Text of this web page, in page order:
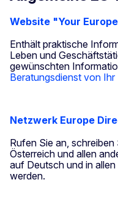
Website "Your
Enthält praktische
Leben und
gewünschten
Beratungsdienst von Ihr
Netzwerk Europe
Rufen Sie an,
Österreich und allen
auf Deutsch und in
werden.